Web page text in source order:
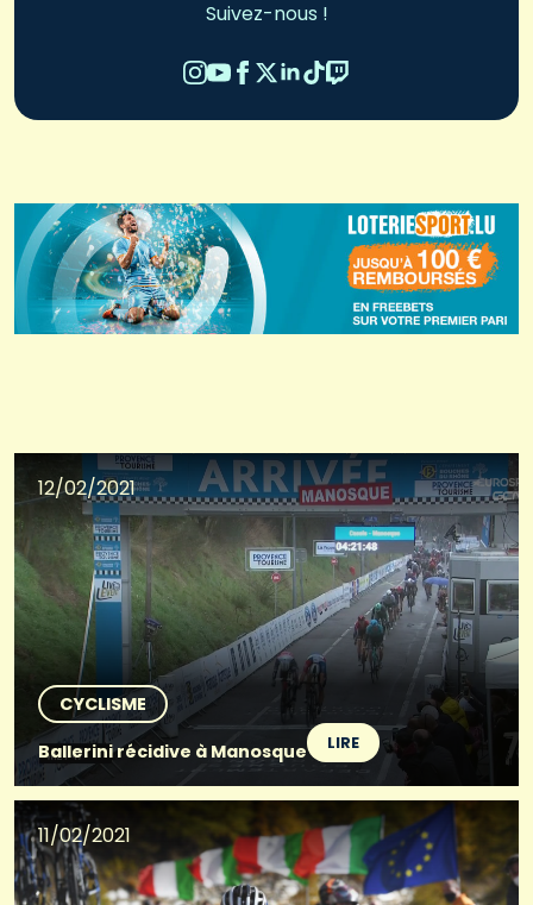
Suivez-nous !
12/02/2021
CYCLISME
Ballerini récidive à Manosque
LIRE
11/02/2021